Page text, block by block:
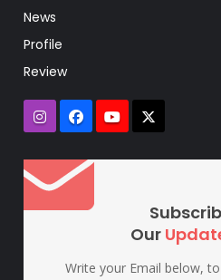
News
Profile
Review
Our
Write your Email below,